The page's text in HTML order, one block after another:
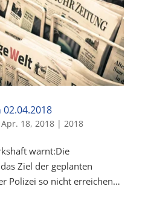
Apr. 18, 2018| 2018
warnt:Die
Ziel der geplanten
Polizei so nicht erreichen…